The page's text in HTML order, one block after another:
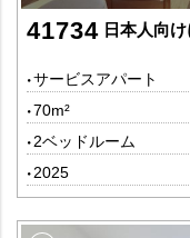
41734 日本人向けに
サービスアパート
70m²
2ベッドルーム
2025